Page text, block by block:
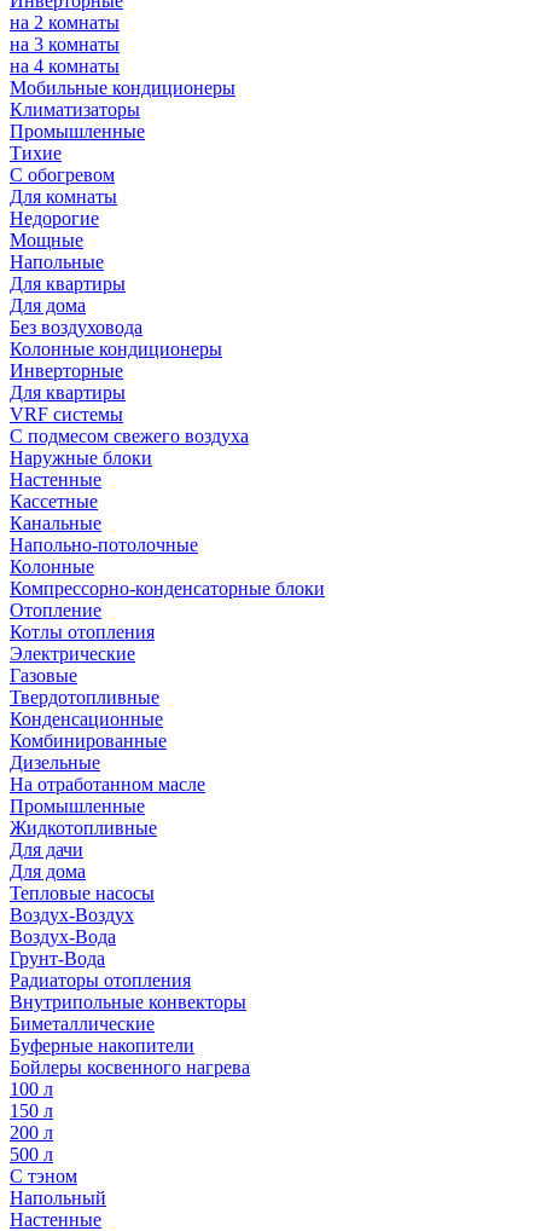
на 2 комнаты
на 3 комнаты
на 4 комнаты
Мобильные кондиционеры
Климатизаторы
Промышленные
Тихие
С обогревом
Для комнаты
Недорогие
Мощные
Напольные
Для квартиры
Для дома
Без воздуховода
Колонные кондиционеры
Инверторные
Для квартиры
VRF системы
С подмесом свежего воздуха
Наружные блоки
Настенные
Кассетные
Канальные
Напольно-потолочные
Колонные
Компрессорно-конденсаторные блоки
Отопление
Котлы отопления
Электрические
Газовые
Твердотопливные
Конденсационные
Комбинированные
Дизельные
На отработанном масле
Промышленные
Жидкотопливные
Для дачи
Для дома
Тепловые насосы
Воздух-Воздух
Воздух-Вода
Грунт-Вода
Радиаторы отопления
Внутрипольные конвекторы
Биметаллические
Буферные накопители
Бойлеры косвенного нагрева
100 л
150 л
200 л
500 л
С тэном
Напольный
Настенные